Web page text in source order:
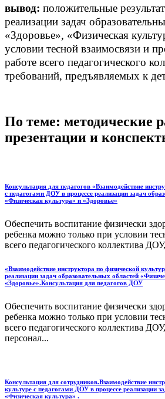
вывод: положительные
реализации задач
«Здоровье», «Физическая
условии тесной взаимосвязи и
работе всего педагогического
требований, предъявляемых к
По теме: методические
презентации и
Консультация для педагогов «Взаимодействие
с педагогами ДОУ в процессе реализации задач
«Физическая культура» и «Здоровье»
Обеспечить воспитание физически
ребенка можно только при условии
всего педагогического коллектива
«Взаимодействие инструктора по физической
реализации задач образовательных областей
«Здоровье».Консультация для педагогов ДОУ
Обеспечить воспитание физически
ребенка можно только при условии
всего педагогического коллектива
персонал...
Консультация для сотрудников.Взаимодействие
культуре с педагогами ДОУ в процессе реализации
«Физическая культура» .